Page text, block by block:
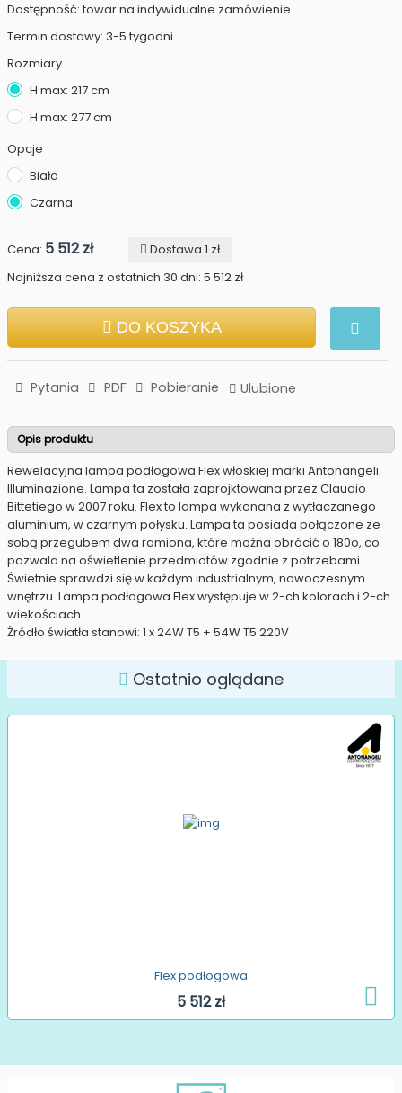
Dostępność: towar na indywidualne zamówienie
Termin dostawy: 3-5 tygodni
Rozmiary
H max: 217 cm
H max: 277 cm
Opcje
Biała
Czarna
Cena: 5 512 zł
Dostawa 1 zł
Najniższa cena z ostatnich 30 dni: 5 512 zł
DO KOSZYKA
Pytania PDF Pobieranie Ulubione
Opis produktu
Rewelacyjna lampa podłogowa Flex włoskiej marki Antonangeli
Illuminazione. Lampa ta została zaprojktowana przez Claudio
Bittetiego w 2007 roku. Flex to lampa wykonana z wytłaczanego
aluminium, w czarnym połysku. Lampa ta posiada połączone ze
sobą przegubem dwa ramiona, które można obrócić o 180o, co
pozwala na oświetlenie przedmiotów zgodnie z potrzebami.
Świetnie sprawdzi się w każdym industrialnym, nowoczesnym
wnętrzu. Lampa podłogowa Flex występuje w 2-ch kolorach i 2-ch
wiekościach.
Źródło światła stanowi: 1 x 24W T5 + 54W T5 220V
Ostatnio oglądane
Flex podłogowa
5 512 zł